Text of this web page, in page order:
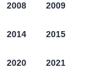
2008 2009
2014 2015
2020 2021